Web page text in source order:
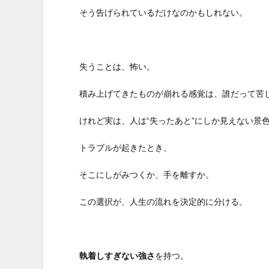
そう告げられているだけなのかもしれない。
失うことは、怖い。
積み上げてきたものが崩れる感覚は、誰だって苦
けれど実は、人は“失ったあと”にしか見えない景
トラブルが起きたとき、
そこにしがみつくか、手を離すか。
この選択が、人生の流れを決定的に分ける。
執着しすぎない強さを持つ。